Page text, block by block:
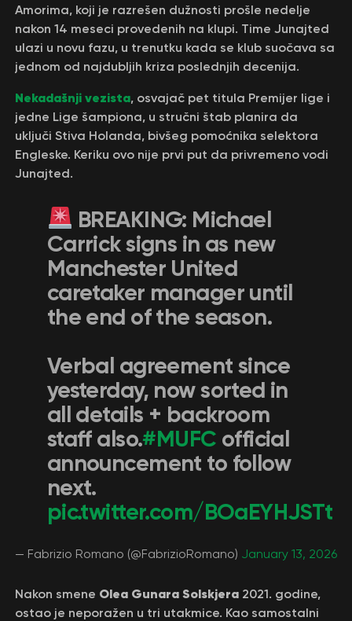
Amorima, koji je razrešen dužnosti prošle nedelje
nakon 14 meseci provedenih na klupi. Time Junajted
ulazi u novu fazu, u trenutku kada se klub suočava sa
jednom od najdubljih kriza poslednjih decenija.
Nekadašnji vezista, osvajač pet titula Premijer lige i
jedne Lige šampiona, u stručni štab planira da
uključi Stiva Holanda, bivšeg pomoćnika selektora
Engleske. Keriku ovo nije prvi put da privremeno vodi
Junajted.
BREAKING: Michael
Carrick signs in as new
Manchester United
caretaker manager until
the end of the season.
Verbal agreement since
yesterday, now sorted in
all details + backroom
staff also.#MUFC official
announcement to follow
next.
pic.twitter.com/BOaEYHJSTt
— Fabrizio Romano (@FabrizioRomano) January 13, 2026
Nakon smene Olea Gunara Solskjera2021. godine,
ostao je neporažen u tri utakmice. Kao samostalni